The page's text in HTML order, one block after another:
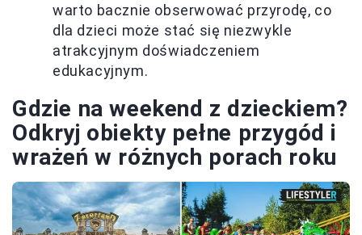
warto bacznie obserwować przyrodę, co
dla dzieci może stać się niezwykle
atrakcyjnym doświadczeniem
edukacyjnym.
Gdzie na weekend z dzieckiem?
Odkryj obiekty pełne przygód i
wrażeń w różnych porach roku